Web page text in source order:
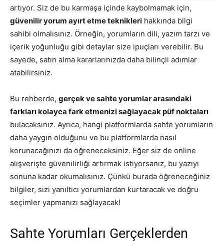
artıyor. Siz de bu karmaşa içinde kaybolmamak için,
güvenilir yorum ayırt etme teknikleri hakkında bilgi
sahibi olmalısınız. Örneğin, yorumların dili, yazım tarzı ve
içerik yoğunluğu gibi detaylar size ipuçları verebilir. Bu
sayede, satın alma kararlarınızda daha bilinçli adımlar
atabilirsiniz.
Bu rehberde, gerçek ve sahte yorumlar arasındaki
farkları kolayca fark etmenizi sağlayacak püf noktaları
bulacaksınız. Ayrıca, hangi platformlarda sahte yorumların
daha yaygın olduğunu ve bu platformlarda nasıl
korunacağınızı da öğreneceksiniz. Eğer siz de online
alışverişte güvenilirliği artırmak istiyorsanız, bu yazıyı
sonuna kadar okumalısınız. Çünkü burada öğreneceğiniz
bilgiler, sizi yanıltıcı yorumlardan kurtaracak ve doğru
seçimler yapmanızı sağlayacak!
Sahte Yorumları Gerçeklerden